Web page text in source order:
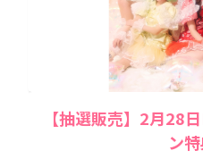
【抽選販売】2月28
ン